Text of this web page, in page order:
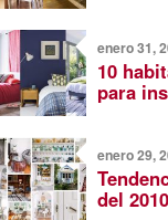
enero 31,
10
para
enero 29,
del 2010